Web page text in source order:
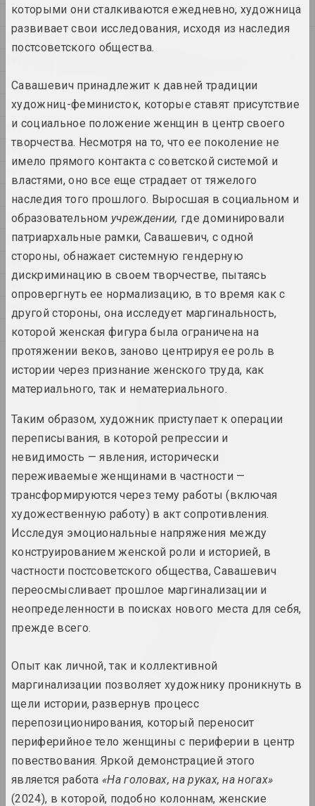
1998
1997
1995
1994
1993
1992
1990
1989
1988
1987
1985
1984
1982
1971
2024
Lossy notes or typically a
constraints
2024. выставка
Владимир Парфенок
Вильнюсский альбом
2024. персональная выставка
2024. масштабная выставка
КУРС ТУГА
2024. выставка
Материя искусства
2024. масштабная выставка
2024. персональная выставка
Онирическая реальность
2024. масштабная выставка
Свет и потери на бумаге
2024. выставка
Страсти по архитектуре
2024. масштабная выставка
Что даёт вам искусство?
2024. групповой проект
A Little Strange
2024. выставка
Крохолев Кирилл, Руслан Вашкевич,
Виктор Николаев , Арт Фестиваль
Art Festival 2024
2024. фестиваль
которыми они сталкиваются ежедневно, художница
развивает свои исследования, исходя из наследия
постсоветского общества.
Савашевич принадлежит к давней традиции
художниц-феминисток, которые ставят присутствие
и социальное положение женщин в центр своего
творчества. Несмотря на то, что ее поколение не
имело прямого контакта с советской системой и
властями, оно все еще страдает от тяжелого
наследия того прошлого. Выросшая в социальном и
образовательном учреждении, где доминировали
патриархальные рамки, Савашевич, с одной
стороны, обнажает системную гендерную
дискриминацию в своем творчестве, пытаясь
опровергнуть ее нормализацию, в то время как с
другой стороны, она исследует маргинальность,
которой женская фигура была ограничена на
протяжении веков, заново центрируя ее роль в
истории через признание женского труда, как
материального, так и нематериального.
Таким образом, художник приступает к операции
переписывания, в которой репрессии и
невидимость — явления, исторически
переживаемые женщинами в частности —
трансформируются через тему работы (включая
художественную работу) в акт сопротивления.
Исследуя эмоциональные напряжения между
конструированием женской роли и историей, в
частности постсоветского общества, Савашевич
переосмысливает прошлое маргинализации и
неопределенности в поисках нового места для себя,
прежде всего.
Опыт как личной, так и коллективной
маргинализации позволяет художнику проникнуть в
щели истории, развернув процесс
перепозиционирования, который переносит
периферийное тело женщины с периферии в центр
повествования. Яркой демонстрацией этого
является работа «На головах, на руках, на ногах»
(2024), в которой, подобно колоннам, женские